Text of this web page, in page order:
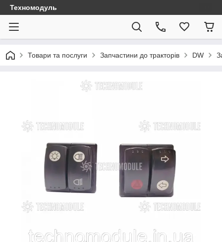
Техномодуль
Товари та послуги Запчастини до тракторів DW